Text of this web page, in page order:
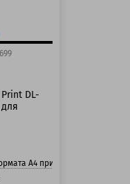
DL-
А4 при 5% заполнении